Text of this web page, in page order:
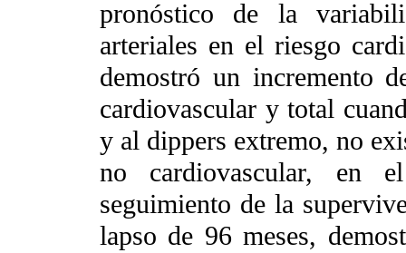
pronóstico de la
arteriales en el riesgo
demostró un incremento
cardiovascular y total
y al dippers extremo, no
no cardiovascular, en
seguimiento de la
lapso de 96 meses,